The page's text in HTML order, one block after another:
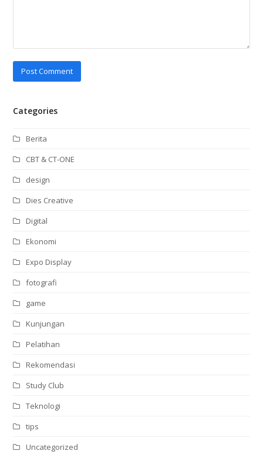
Categories
Berita
CBT & CT-ONE
design
Dies Creative
Digital
Ekonomi
Expo Display
fotografi
game
Kunjungan
Pelatihan
Rekomendasi
Study Club
Teknologi
tips
Uncategorized